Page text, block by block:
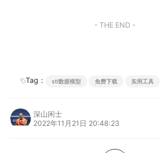
- THE END -
Tag： stl数据模型 免费下载 实用工具
深山闲士
2022年11月21日 20:48:23